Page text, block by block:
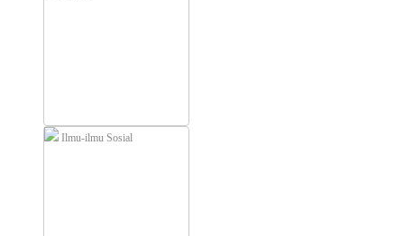
Ilmu-ilmu Sosial